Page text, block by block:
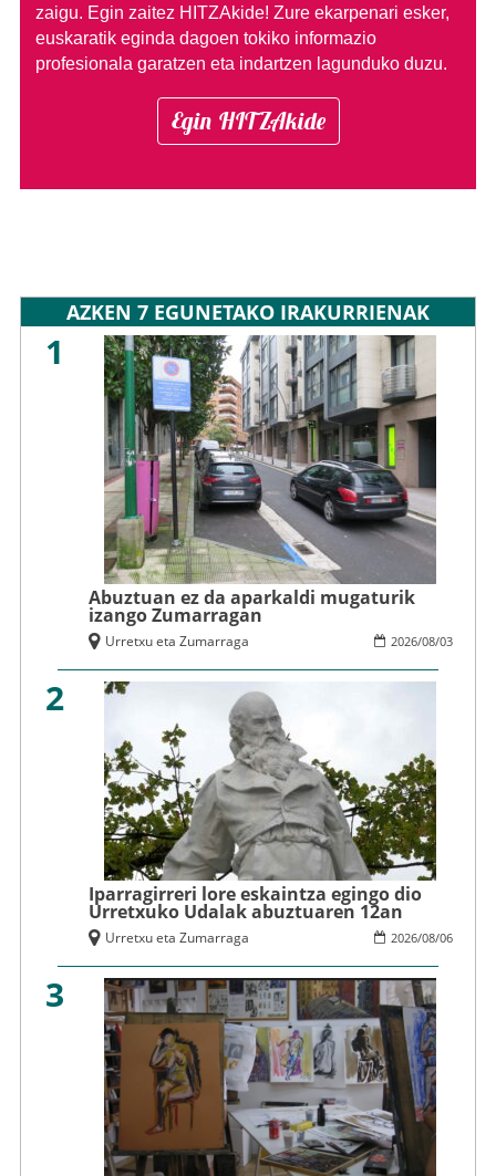
zaigu. Egin zaitez HITZAkide! Zure ekarpenari esker,
euskaratik eginda dagoen tokiko informazio
profesionala garatzen eta indartzen lagunduko duzu.
Egin HITZAkide
AZKEN 7 EGUNETAKO IRAKURRIENAK
1
Abuztuan ez da aparkaldi mugaturik
izango Zumarragan
2026/08/03
Urretxu eta Zumarraga
2
Iparragirreri lore eskaintza egingo dio
Urretxuko Udalak abuztuaren 12an
2026/08/06
Urretxu eta Zumarraga
3